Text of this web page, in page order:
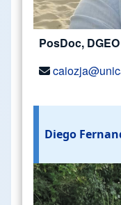
PosDoc, DGEO
Diego